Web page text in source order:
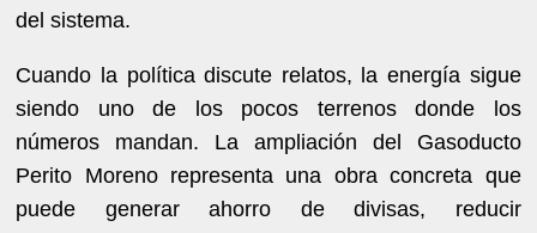
del sistema.
Cuando la política discute relatos, la energía sigue
siendo uno de los pocos terrenos donde los
números mandan. La ampliación del Gasoducto
Perito Moreno representa una obra concreta que
puede generar ahorro de divisas, reducir